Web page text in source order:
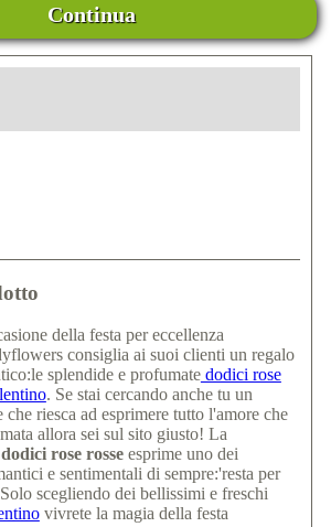
Continua
della festa per eccellenza
consiglia ai suoi clienti un regalo
splendide e profumatedodici rose
. Se stai cercando anche tu un
riesca ad esprimere tutto l'amore che
allora sei sul sito giusto! La
dodici rose rosseesprime uno dei
e sentimentali di sempre:'resta per
scegliendo dei bellissimi e freschi
vivrete la magia della festa